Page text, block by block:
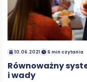
10.06.2021 6 min czytania
Równoważny
i wady